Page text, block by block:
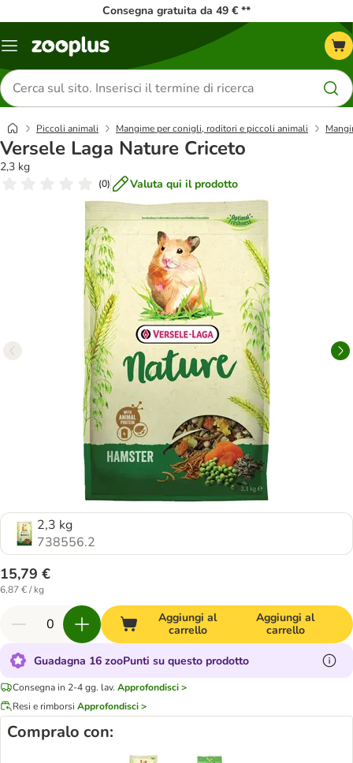
Consegna gratuita da 49 € **
Overview
Cerca
prodotti
Piccoli animali Mangime per conigli, roditori e piccoli animali
Versele Laga Nature Criceto
2,3 kg
(0) Valuta qui il prodotto
2,3 kg
738556.2
15,79 €
6,87 € / kg
Aggiungi al
carrello
Aggiungi al
carrello
Guadagna 16 zooPunti su questo prodotto
Consegna in 2-4 gg. lav. Approfondisci >
Resi e rimborsi Approfondisci >
Compralo con: